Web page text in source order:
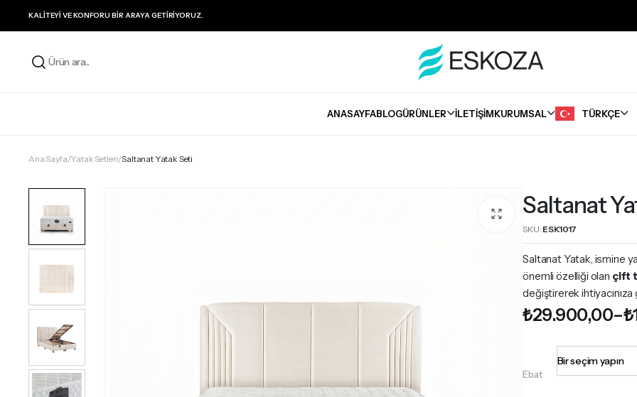
KALITEYI VE KONFORU BIR ARAYA GETIRIYORUZ.
ANASAYFABLOGÜRÜNLER İLETIŞIMKURUMSAL TÜRKÇE
Ana Sayfa Yatak Setleri Saltanat Yatak Seti
Saltanat
SKU: ESK1017
Saltanat Yatak, ismine
önemli özelliği olan çift
değiştirerek
₺
–
₺29.900,00
Ebat